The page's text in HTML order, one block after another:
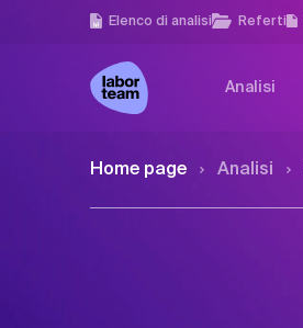
Elenco di analisi Referti
Analisi
Home page Analisi